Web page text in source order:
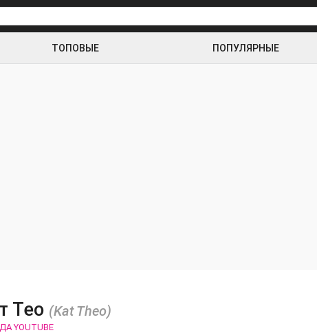
ТОПОВЫЕ ПОПУЛЯРНЫЕ
Тео (Kat Theo)
YOUTUBE